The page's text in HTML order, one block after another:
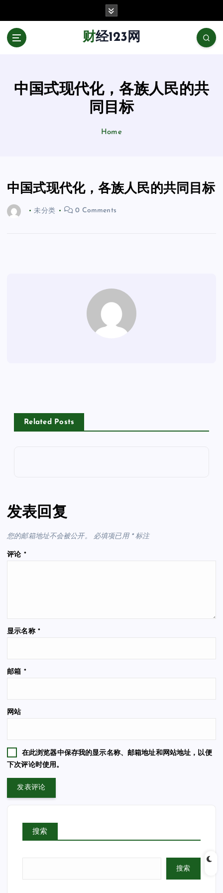
财经123网
中国式现代化，各族人民的共
同目标
Home
中国式现代化，各族人民的共同目标
未分类 0 Comments
Related Posts
发表回复
您的邮箱地址不会被公开。 必填项已用 *标注
评论 *
显示名称 *
邮箱 *
网站
在此浏览器中保存我的显示名称、邮箱地址和网站地址，以便
下次评论时使用。
搜索
搜索